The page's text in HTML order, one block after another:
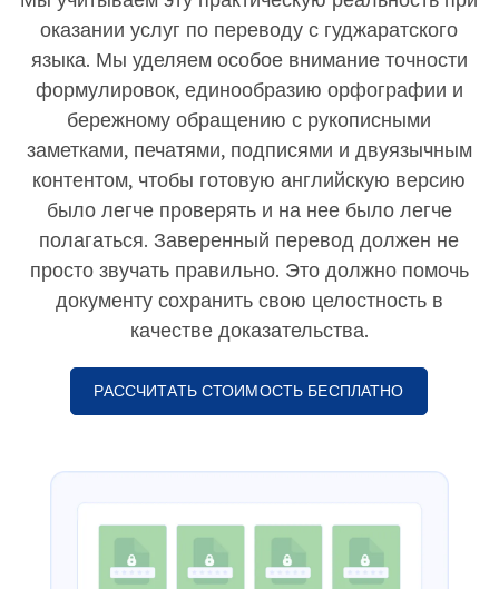
оказании услуг по переводу с гуджаратского
языка. Мы уделяем особое внимание точности
формулировок, единообразию орфографии и
бережному обращению с рукописными
заметками, печатями, подписями и двуязычным
контентом, чтобы готовую английскую версию
было легче проверять и на нее было легче
полагаться. Заверенный перевод должен не
просто звучать правильно. Это должно помочь
документу сохранить свою целостность в
качестве доказательства.
РАССЧИТАТЬ СТОИМОСТЬ БЕСПЛАТНО